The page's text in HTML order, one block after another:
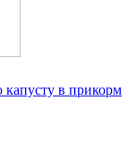
в прикорм